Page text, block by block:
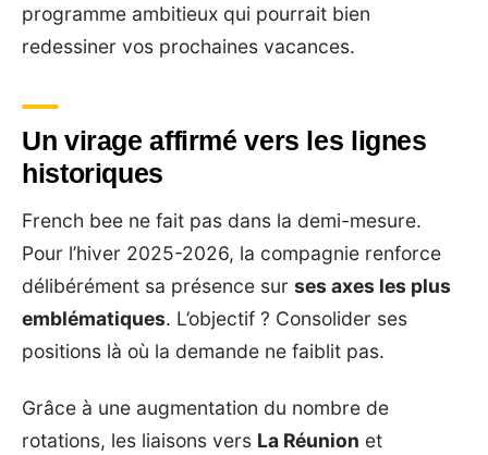
programme ambitieux qui pourrait bien
redessiner vos prochaines vacances.
Un virage affirmé vers les lignes
historiques
French bee ne fait pas dans la demi-mesure.
Pour l’hiver 2025-2026, la compagnie renforce
délibérément sa présence sur ses axes les plus
emblématiques. L’objectif ? Consolider ses
positions là où la demande ne faiblit pas.
Grâce à une augmentation du nombre de
rotations, les liaisons vers La Réunion et